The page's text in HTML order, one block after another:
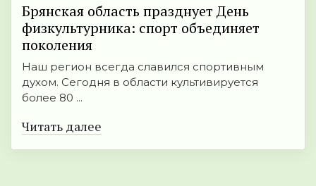
Брянская область празднует День
физкультурника: спорт объединяет
поколения
Наш регион всегда славился спортивным
духом. Сегодня в области культивируется
более 80 ...
Читать далее